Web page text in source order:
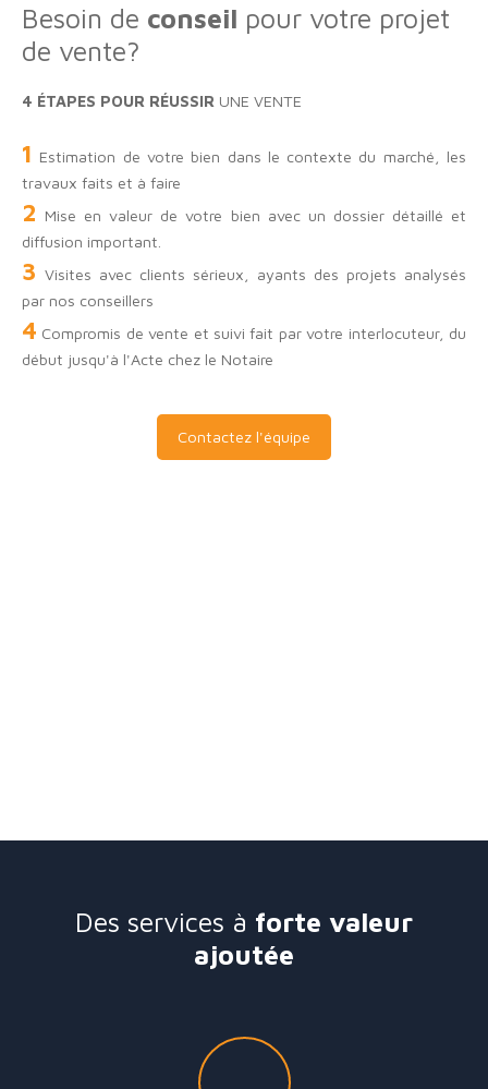
Besoin de conseil pour votre projet
de vente?
4 ÉTAPES POUR RÉUSSIR UNE VENTE
1 Estimation de votre bien dans le contexte du marché, les
travaux faits et à faire
2 Mise en valeur de votre bien avec un dossier détaillé et
diffusion important.
3 Visites avec clients sérieux, ayants des projets analysés
par nos conseillers
4 Compromis de vente et suivi fait par votre interlocuteur, du
début jusqu'à l'Acte chez le Notaire
Contactez l'équipe
Des services à forte valeur
ajoutée